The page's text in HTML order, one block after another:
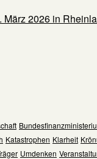
März 2026 in
Katastrophen Klarheit
Umdenken